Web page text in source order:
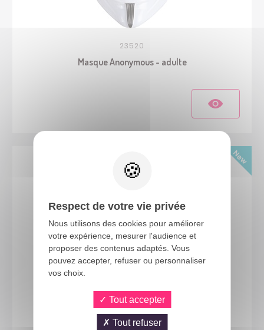
23520
Masque Anonymous - adulte
Masque Halloween rigide avec yeux sur ressort - 4
modèles aléatoires
Respect de votre vie privée
Nous utilisons des cookies pour améliorer
votre expérience, mesurer l'audience et
proposer des contenus adaptés. Vous
pouvez accepter, refuser ou personnaliser
vos choix.
Tout accepter
Tout refuser